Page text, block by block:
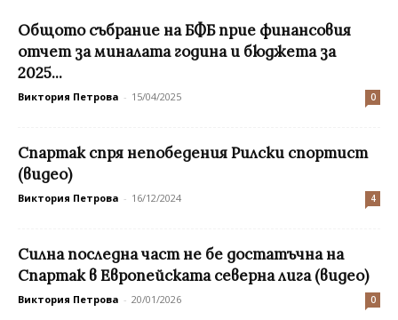
Общото събрание на БФБ прие финансовия
отчет за миналата година и бюджета за
2025...
Виктория Петрова - 15/04/2025 0
Спартак спря непобедения Рилски спортист
(видео)
Виктория Петрова - 16/12/2024 4
Силна последна част не бе достатъчна на
Спартак в Европейската северна лига (видео)
Виктория Петрова - 20/01/2026 0